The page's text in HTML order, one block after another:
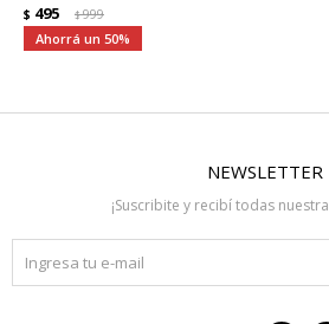
$ 495 $999
50
NEWSLETTER
¡Suscribite y recibí todas